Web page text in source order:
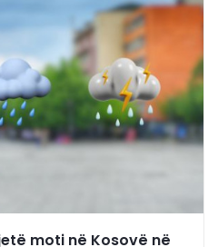
moti në Kosovë në